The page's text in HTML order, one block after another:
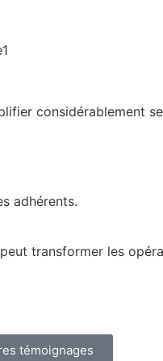
considérablement
adhérents.
transformer les
témoignages